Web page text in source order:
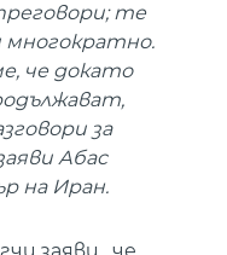
те
многократно.
че докато
за
Абас
на Иран.